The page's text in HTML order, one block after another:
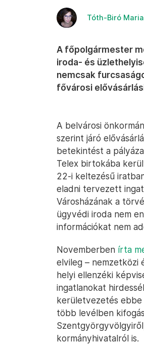
Tóth-Biró
A főpolgármester
iroda- és
nemcsak
fővárosi
A belvárosi
szerint járó
betekintést a
Telex birtokába
22-i keltezésű
eladni tervezett
Városházának a
ügyvédi iroda nem
információkat nem
Novemberben írta
elvileg – nemzetközi
helyi ellenzéki
ingatlanokat
kerületvezetés ebbe
több levélben
kormányhivatalról is.